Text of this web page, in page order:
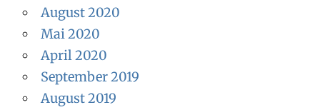
August 2020
Mai 2020
April 2020
September 2019
August 2019